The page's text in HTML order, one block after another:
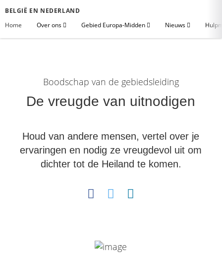
BELGIË EN NEDERLAND
Home
Over ons Gebied Europa-Midden Nieuws
Boodschap van de gebiedsleiding
De vreugde van uitnodigen
Houd van andere mensen, vertel over je
ervaringen en nodig ze vreugdevol uit om
dichter tot de Heiland te komen.